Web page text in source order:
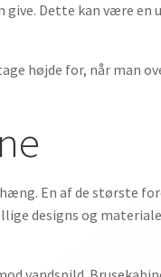
Dette kan være
højde for, når man
En af de største
designs og